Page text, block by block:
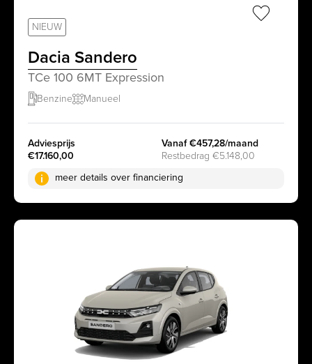
NIEUW
Dacia Sandero
TCe 100 6MT Expression
Benzine Manueel
Adviesprijs
€17.160,00
Vanaf €457,28/maand
Restbedrag €5.148,00
meer details over financiering